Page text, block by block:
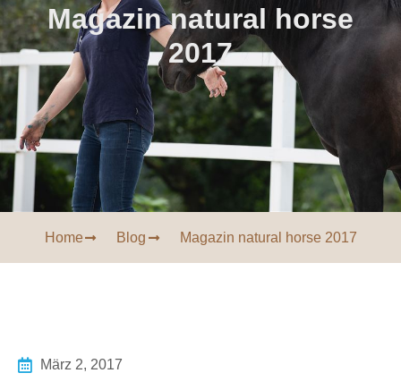
Magazin natural horse
2017
Home Blog Magazin natural horse 2017
März 2, 2017